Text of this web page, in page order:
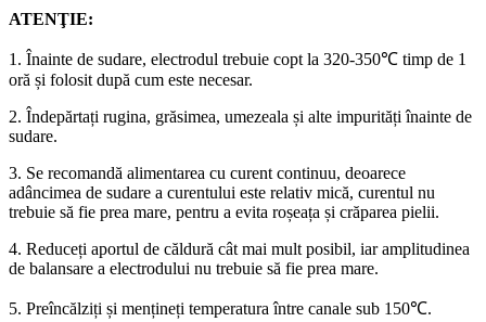
ATENŢIE:
1. Înainte de sudare, electrodul trebuie copt la 320-350℃ timp de 1
oră și folosit după cum este necesar.
2. Îndepărtați rugina, grăsimea, umezeala și alte impurități înainte de
sudare.
3. Se recomandă alimentarea cu curent continuu, deoarece
adâncimea de sudare a curentului este relativ mică, curentul nu
trebuie să fie prea mare, pentru a evita roșeața și crăparea pielii.
4. Reduceți aportul de căldură cât mai mult posibil, iar amplitudinea
de balansare a electrodului nu trebuie să fie prea mare.
5. Preîncălziți și mențineți temperatura între canale sub 150℃.